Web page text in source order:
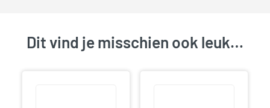
Dit vind je misschien ook leuk…